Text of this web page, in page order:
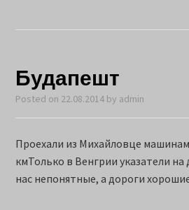
Будапешт
Posted on 22.08.2014 by admin
Проехали из Михайловце
кмТолько в Венгрии указатели
нас непонятные, а дороги